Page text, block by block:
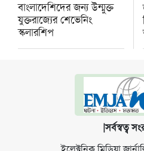
বাংলাদেশিদের জন্য উন্মুক্ত
যুক্তরাজ্যের শেভেনিং
স্কলারশিপ
|সর্বস্বত্ব